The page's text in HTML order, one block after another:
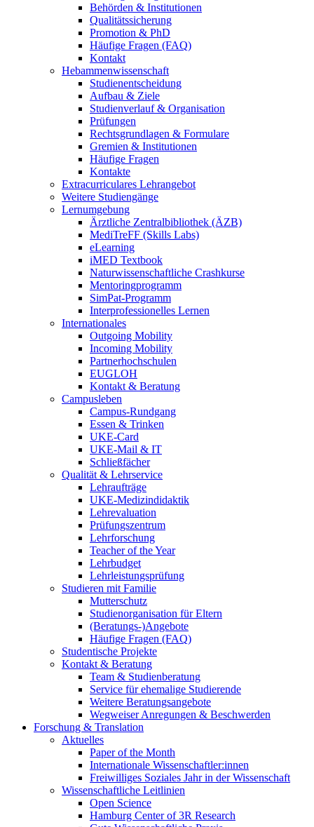
Behörden & Institutionen
Qualitätssicherung
Promotion & PhD
Häufige Fragen (FAQ)
Kontakt
Hebammenwissenschaft
Studienentscheidung
Aufbau & Ziele
Studienverlauf & Organisation
Prüfungen
Rechtsgrundlagen & Formulare
Gremien & Institutionen
Häufige Fragen
Kontakte
Extracurriculares Lehrangebot
Weitere Studiengänge
Lernumgebung
Ärztliche Zentralbibliothek (ÄZB)
MediTreFF (Skills Labs)
eLearning
iMED Textbook
Naturwissenschaftliche Crashkurse
Mentoringprogramm
SimPat-Programm
Interprofessionelles Lernen
Internationales
Outgoing Mobility
Incoming Mobility
Partnerhochschulen
EUGLOH
Kontakt & Beratung
Campusleben
Campus-Rundgang
Essen & Trinken
UKE-Card
UKE-Mail & IT
Schließfächer
Qualität & Lehrservice
Lehraufträge
UKE-Medizindidaktik
Lehrevaluation
Prüfungszentrum
Lehrforschung
Teacher of the Year
Lehrbudget
Lehrleistungsprüfung
Studieren mit Familie
Mutterschutz
Studienorganisation für Eltern
(Beratungs-)Angebote
Häufige Fragen (FAQ)
Studentische Projekte
Kontakt & Beratung
Team & Studienberatung
Service für ehemalige Studierende
Weitere Beratungsangebote
Wegweiser Anregungen & Beschwerden
Forschung & Translation
Aktuelles
Paper of the Month
Internationale Wissenschaftler:innen
Freiwilliges Soziales Jahr in der Wissenschaft
Wissenschaftliche Leitlinien
Open Science
Hamburg Center of 3R Research